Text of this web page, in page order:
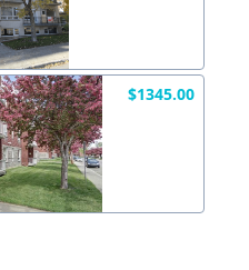
$1345.00